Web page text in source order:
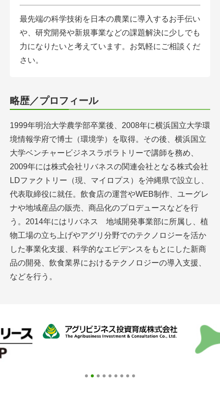
経営アシストチャット
コラム・事例集
農業一問一答
基礎知識
アグリウェブ経営診断
ログイン
最先端の科学技術を日本の農業に導入するお手伝い
や、研究開発や新規事業などの課題解決に少しでも
力になりたいと考えています。お気軽にご相談くだ
さい。
略歴／プロフィール
1999年明治大学農学部卒業後、2008年に横浜国立大学環
境情報学府で博士（環境学）を取得。その後、横浜国立
大学ベンチャービジネスラボラトリーで講師を務め、
2009年には株式会社リバネスの関連会社となる株式会社
LDファクトリー（現、マイロプス）を沖縄県で設立し、
代表取締役に就任。飲食店の運営やWEB制作、ユーグレ
ナや地域産品の販売、商品化のプロデュースなどを行
う。2014年にはリバネス 地域開発事業部に所属し、植
物工場の立ち上げやアグリ分野でのテクノロジーを活か
した事業化支援、科学的なエビデンスをもとにした新商
品の開発、飲食業界におけるテクノロジーの導入支援、
などを行う。